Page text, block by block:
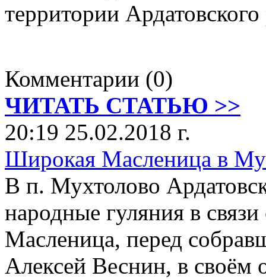
территории
Комментарии (0)
ЧИТАТЬ СТАТЬЮ >>
20:19 25.02.2018 г.
Широкая Масленица в
В п. Мухтолово
народные гуляния в
Масленица, перед
Алексей Веснин, в своём